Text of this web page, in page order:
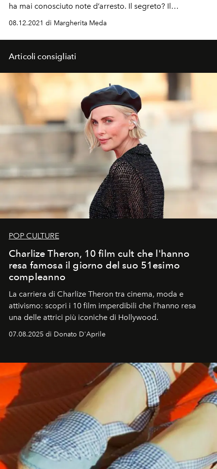
ha mai conosciuto note d’arresto. Il segreto? Il
del marito Caleb
08.12.2021 di Margherita Meda
Articoli consigliati
POP CULTURE
Charlize Theron, 10 film cult che l'hanno
resa famosa il giorno del suo 51esimo
compleanno
La carriera di Charlize Theron tra cinema, moda e
attivismo: scopri i 10 film imperdibili che l’hanno resa
una delle attrici più iconiche di Hollywood.
07.08.2025 di Donato D'Aprile